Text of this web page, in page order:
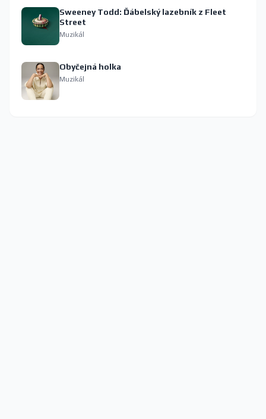
Sweeney Todd: Ďábelský lazebník z Fleet
Street
Muzikál
Obyčejná holka
Muzikál